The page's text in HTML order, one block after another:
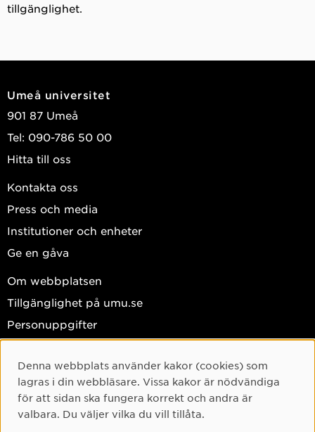
tillgänglighet.
Umeå universitet
901 87 Umeå
Tel: 090-786 50 00
Hitta till oss
Kontakta oss
Press och media
Institutioner och enheter
Ge en gåva
Om webbplatsen
Tillgänglighet på umu.se
Personuppgifter
Facebook
Instagram
TikTok
Cookie-samtycke
Denna webbplats använder kakor (cookies) som
lagras i din webbläsare. Vissa kakor är nödvändiga
för att sidan ska fungera korrekt och andra är
valbara. Du väljer vilka du vill tillåta.